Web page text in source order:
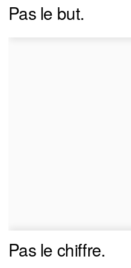
Pas le but.
Pas le chiffre.